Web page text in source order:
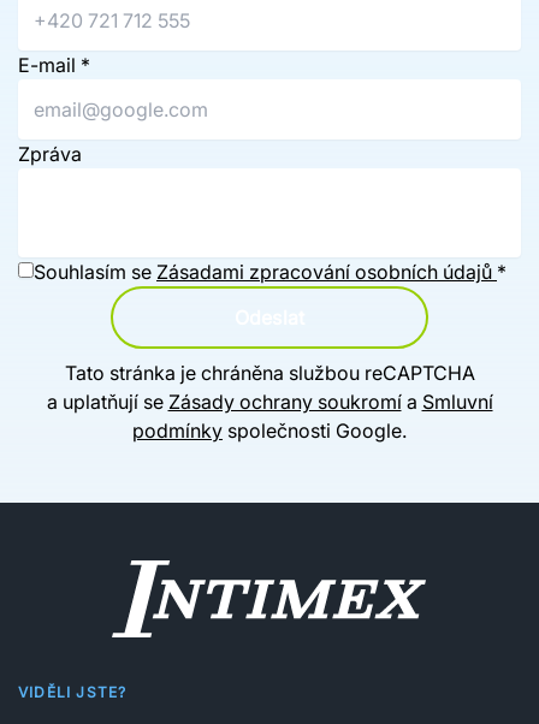
E-mail *
Zpráva
Souhlasím se Zásadami zpracování osobních údajů *
Tato stránka je chráněna službou reCAPTCHA
a uplatňují se Zásady ochrany soukromía Smluvní
podmínky společnosti Google.
VIDĚLI JSTE?